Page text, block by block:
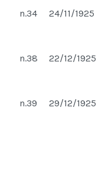
n.34 24/11/1925
n.38 22/12/1925
n.39 29/12/1925